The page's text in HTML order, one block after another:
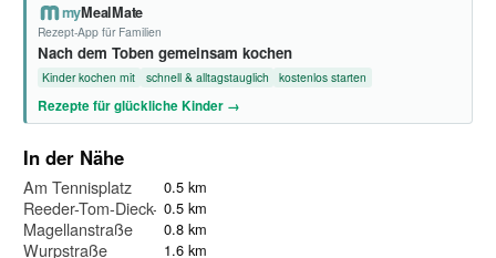
myMealMate
Rezept-App für Familien
Nach dem Toben gemeinsam kochen
Kinder kochen mit schnell & alltagstauglich kostenlos starten
Rezepte für glückliche Kinder →
In der Nähe
Am Tennisplatz 0.5 km
Reeder-Tom-Dieck-Straße
0.5 km
Magellanstraße 0.8 km
Wurpstraße 1.6 km